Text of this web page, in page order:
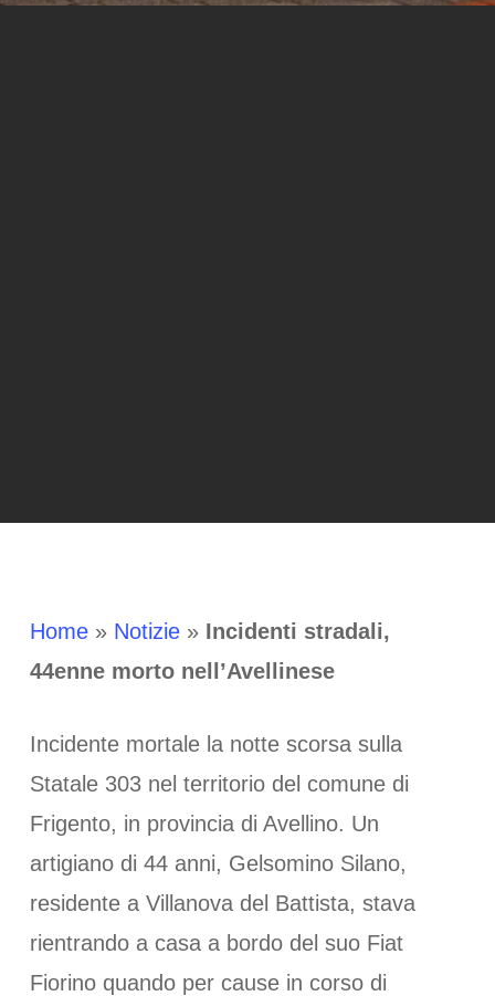
Home» Notizie» Incidenti stradali,
44enne morto nell’Avellinese
Incidente mortale la notte scorsa sulla
Statale 303 nel territorio del comune di
Frigento, in provincia di Avellino. Un
artigiano di 44 anni, Gelsomino Silano,
residente a Villanova del Battista, stava
rientrando a casa a bordo del suo Fiat
Fiorino quando per cause in corso di